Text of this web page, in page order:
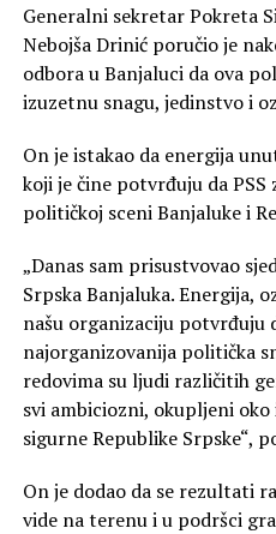
Generalni sekretar Pokreta
Nebojša Drinić poručio je
odbora u Banjaluci da ova
izuzetnu snagu, jedinstvo i
On je istakao da energija
koji je čine potvrđuju da
političkoj sceni Banjaluke i
„Danas sam prisustvovao
Srpska Banjaluka. Energija,
našu organizaciju potvrđuju
najorganizovanija politička
redovima su ljudi različitih
svi ambiciozni, okupljeni
sigurne Republike Srpske“,
On je dodao da se rezultati
vide na terenu i u podršci